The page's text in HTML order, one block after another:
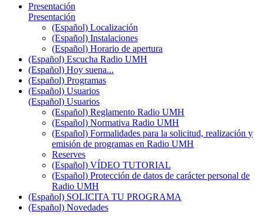
Presentación
Presentación
(Español) Localización
(Español) Instalaciones
(Español) Horario de apertura
(Español) Escucha Radio UMH
(Español) Hoy suena...
(Español) Programas
(Español) Usuarios
(Español) Usuarios
(Español) Reglamento Radio UMH
(Español) Normativa Radio UMH
(Español) Formalidades para la solicitud, realización y
emisión de programas en Radio UMH
Reserves
(Español) VÍDEO TUTORIAL
(Español) Protección de datos de carácter personal de
Radio UMH
(Español) SOLICITA TU PROGRAMA
(Español) Novedades